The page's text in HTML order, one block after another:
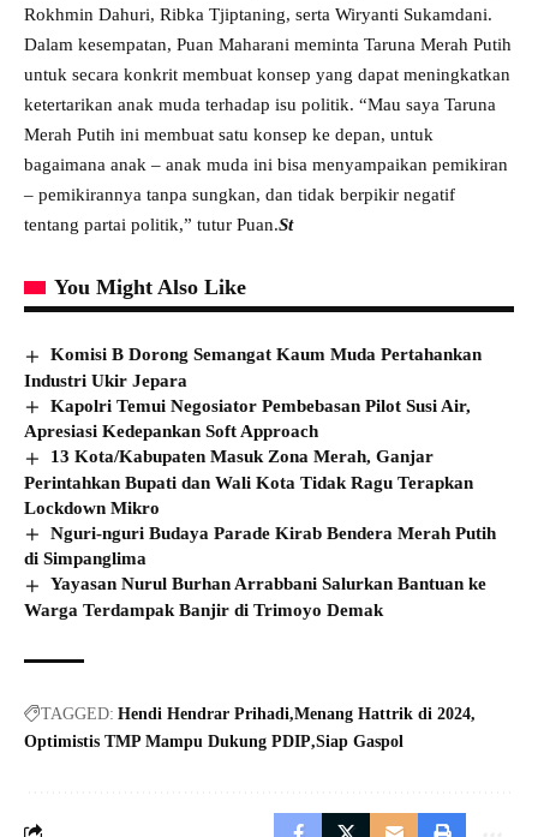
Rokhmin Dahuri, Ribka Tjiptaning, serta Wiryanti Sukamdani.
Dalam kesempatan, Puan Maharani meminta Taruna Merah Putih
untuk secara konkrit membuat konsep yang dapat meningkatkan
ketertarikan anak muda terhadap isu politik. “Mau saya Taruna
Merah Putih ini membuat satu konsep ke depan, untuk
bagaimana anak – anak muda ini bisa menyampaikan pemikiran
– pemikirannya tanpa sungkan, dan tidak berpikir negatif
tentang partai politik,” tutur Puan.St
You Might Also Like
Komisi B Dorong Semangat Kaum Muda Pertahankan
Industri Ukir Jepara
Kapolri Temui Negosiator Pembebasan Pilot Susi Air,
Apresiasi Kedepankan Soft Approach
13 Kota/Kabupaten Masuk Zona Merah, Ganjar
Perintahkan Bupati dan Wali Kota Tidak Ragu Terapkan
Lockdown Mikro
Nguri-nguri Budaya Parade Kirab Bendera Merah Putih
di Simpanglima
Yayasan Nurul Burhan Arrabbani Salurkan Bantuan ke
Warga Terdampak Banjir di Trimoyo Demak
TAGGED: Hendi Hendrar Prihadi Menang Hattrik di 2024
Optimistis TMP Mampu Dukung PDIP Siap Gaspol